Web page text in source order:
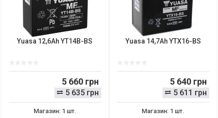
Yuasa 12,6Ah YT14B-BS
5 660 грн
5 635 грн
Магазин: 1 шт.
Yuasa 14,7Ah YTX16-BS
5 640 грн
5 611 грн
Магазин: 1 шт.